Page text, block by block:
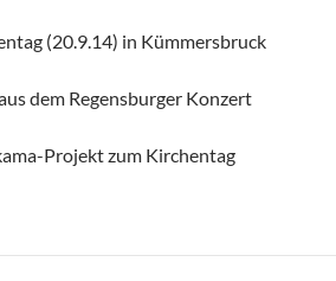
(20.9.14) in Kümmersbruck
dem Regensburger Konzert
Projekt zum Kirchentag